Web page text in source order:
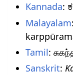
Kannada:
Malayalam
Tamil:
Sanskrit: